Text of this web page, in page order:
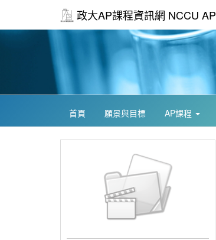
政大AP課程資訊網 NCCU AP
首頁 願景與目標 AP課程